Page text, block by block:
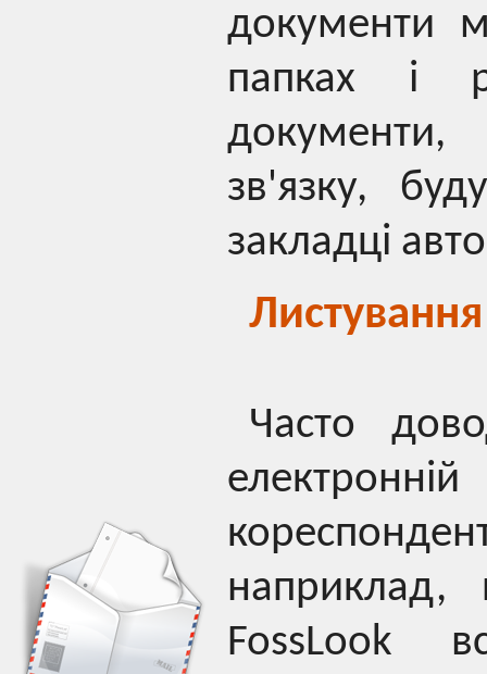
документи
папках і
зв'язку,
закладці
Часто
наприклад,
FossLook